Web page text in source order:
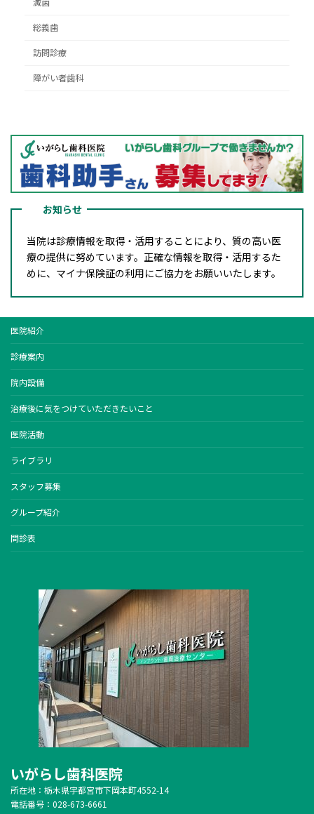
総義歯
訪問診療
障がい者歯科
お知らせ
当院は診療情報を取得・活用することにより、質の高い医
療の提供に努めています。正確な情報を取得・活用するた
めに、マイナ保険証の利用にご協力をお願いいたします。
医院紹介
診療案内
院内設備
治療後に気をつけていただきたいこと
医院活動
ライブラリ
スタッフ募集
グループ紹介
問診表
いがらし歯科医院
所在地：栃木県宇都宮市下岡本町4552-14
電話番号：028-673-6661